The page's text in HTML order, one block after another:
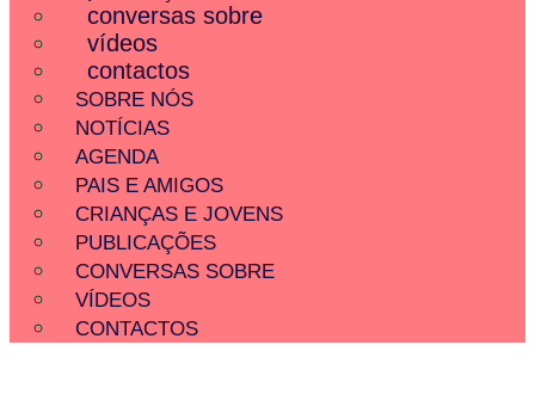
conversas sobre
vídeos
contactos
SOBRE NÓS
NOTÍCIAS
AGENDA
PAIS E AMIGOS
CRIANÇAS E JOVENS
PUBLICAÇÕES
CONVERSAS SOBRE
VÍDEOS
CONTACTOS